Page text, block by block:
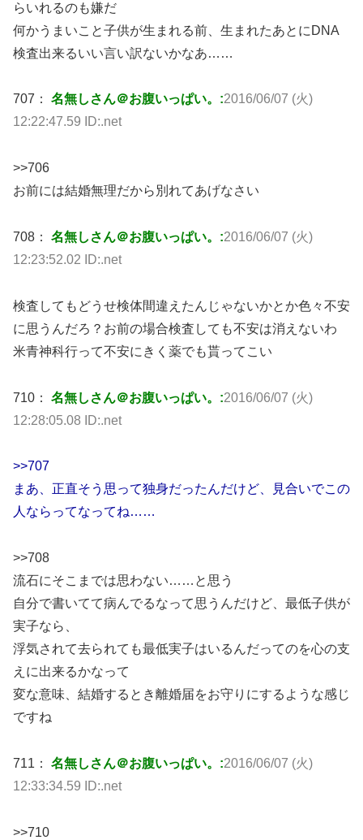
らいれるのも嫌だ
何かうまいこと子供が生まれる前、生まれたあとにDNA
検査出来るいい言い訳ないかなあ……
707： 名無しさん＠お腹いっぱい。:2016/06/07 (火)
12:22:47.59 ID:.net
>>706
お前には結婚無理だから別れてあげなさい
708： 名無しさん＠お腹いっぱい。:2016/06/07 (火)
12:23:52.02 ID:.net
検査してもどうせ検体間違えたんじゃないかとか色々不安
に思うんだろ？お前の場合検査しても不安は消えないわ
米青神科行って不安にきく薬でも貰ってこい
710： 名無しさん＠お腹いっぱい。:2016/06/07 (火)
12:28:05.08 ID:.net
>>707
まあ、正直そう思って独身だったんだけど、見合いでこの
人ならってなってね……
>>708
流石にそこまでは思わない……と思う
自分で書いてて病んでるなって思うんだけど、最低子供が
実子なら、
浮気されて去られても最低実子はいるんだってのを心の支
えに出来るかなって
変な意味、結婚するとき離婚届をお守りにするような感じ
ですね
711： 名無しさん＠お腹いっぱい。:2016/06/07 (火)
12:33:34.59 ID:.net
>>710